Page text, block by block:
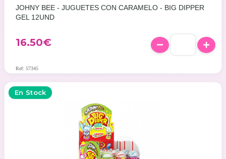
JOHNY BEE - JUGUETES CON CARAMELO - BIG DIPPER
GEL 12UND
16.50€
Ref: 57345
En Stock